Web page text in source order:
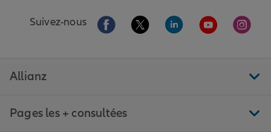
Suivez-nous Aller sur la page Facebook de Allianz
Aller sur la page Twitter de
Aller sur la page
Aller sur la
Aller
Allianz
Pages les + consultées